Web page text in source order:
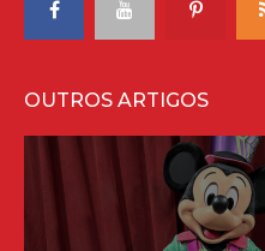
OUTROS ARTIGOS